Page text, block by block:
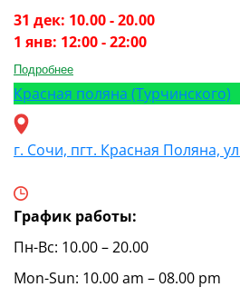
31 дек: 10.00 - 20.00
1 янв: 12:00 - 22:00
Подробнее
Красная поляна (Турчинского)
г. Сочи, пгт. Красная Поляна,
График работы:
Пн-Вс: 10.00 – 20.00
Mon-Sun: 10.00 am – 08.00 pm